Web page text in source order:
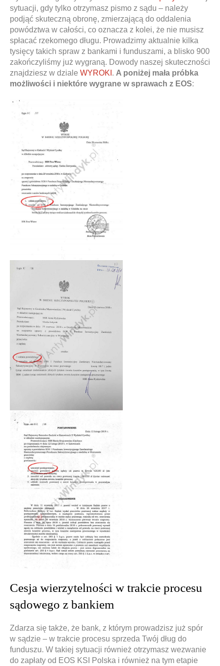
sytuacji, gdy tylko otrzymasz pismo z sądu – należy
podjąć skuteczną obronę, zmierzającą do oddalenia
powództwa w całości, co oznacza z kolei, że nie musisz
spłacać rzekomego długu. Prowadzimy aktualnie kilka
tysięcy takich spraw z bankami i funduszami, a blisko 900
zakończyliśmy już wygraną. Dowody naszej skuteczności
znajdziesz w dziale WYROKI . A poniżej mała próbka
możliwości i niektóre wygrane w sprawach z EOS:
Cesja wierzytelności w trakcie procesu
sądowego z bankiem
Zdarza się także, że bank, z którym prowadzisz już spór
w sądzie – w trakcie procesu sprzeda Twój dług do
funduszu. W takiej sytuacji również otrzymasz wezwanie
do zapłaty od EOS KSI Polska i również na tym etapie